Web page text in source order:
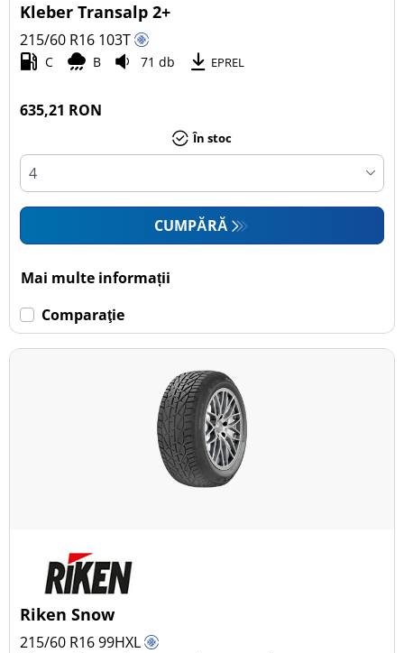
Kleber Transalp 2+
215/60 R16 103T
C B 71 db EPREL
635,21 RON
În stoc
CUMPĂRĂ
Mai multe informații
Comparaţie
Riken Snow
215/60 R1699HXL